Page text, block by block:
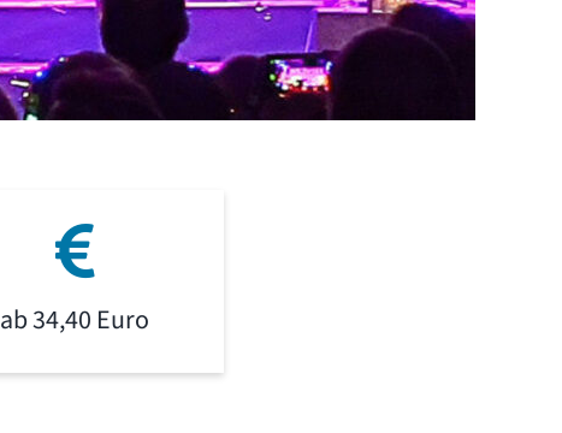
ab 34,40 Euro